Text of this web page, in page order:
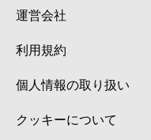
運営会社
利用規約
個人情報の取り扱い
クッキーについて